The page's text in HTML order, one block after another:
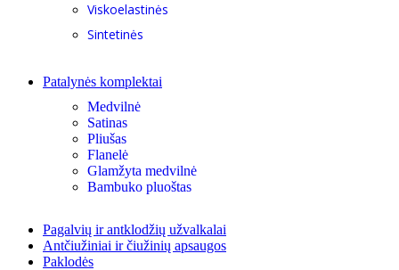
Viskoelastinės
Sintetinės
Patalynės komplektai
Medvilnė
Satinas
Pliušas
Flanelė
Glamžyta medvilnė
Bambuko pluoštas
Pagalvių ir antklodžių užvalkalai
Antčiužiniai ir čiužinių apsaugos
Paklodės